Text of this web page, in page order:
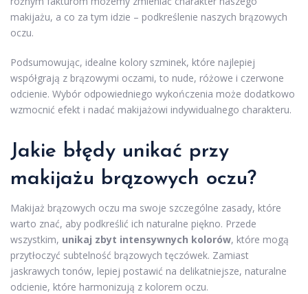
makijażu, a co za tym idzie – podkreślenie naszych brązowych
oczu.
Podsumowując, idealne kolory szminek, które najlepiej
współgrają z brązowymi oczami, to nude, różowe i czerwone
odcienie. Wybór odpowiedniego wykończenia może dodatkowo
wzmocnić efekt i nadać makijażowi indywidualnego charakteru.
Jakie błędy unikać przy
makijażu brązowych oczu?
Makijaż brązowych oczu ma swoje szczególne zasady, które
warto znać, aby podkreślić ich naturalne piękno. Przede
wszystkim, unikaj zbyt intensywnych kolorów, które mogą
przytłoczyć subtelność brązowych tęczówek. Zamiast
jaskrawych tonów, lepiej postawić na delikatniejsze, naturalne
odcienie, które harmonizują z kolorem oczu.